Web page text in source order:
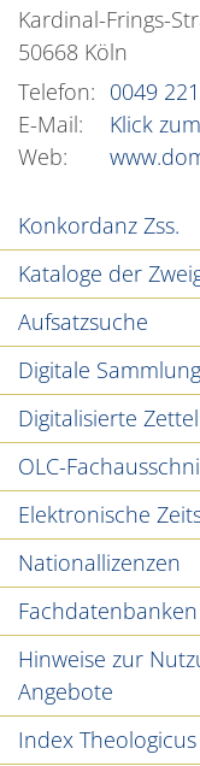
Kardinal-Frings-
50668 Köln
Telefon: 0049
E-Mail:
Klick
Web:
Konkordanz Zss.
Kataloge der
Aufsatzsuche
Digitale
Digitalisierte
OLC-
Elektronische
Nationallizenzen
Fachdatenbanken
Hinweise zur
Angebote
Index Theologicus